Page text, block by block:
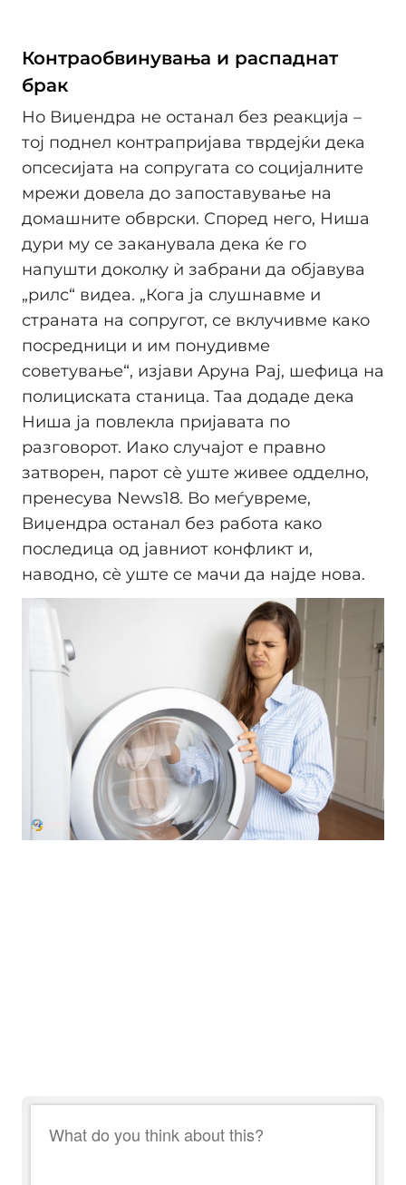
Контраобвинувања и распаднат
брак
Но Виџендра не останал без реакција –
тој поднел контрапријава тврдејќи дека
опсесијата на сопругата со социјалните
мрежи довела до запоставување на
домашните обврски. Според него, Ниша
дури му се заканувала дека ќе го
напушти доколку ѝ забрани да објавува
„рилс“ видеа. „Кога ја слушнавме и
страната на сопругот, се вклучивме како
посредници и им понудивме
советување“, изјави Аруна Рај, шефица на
полициската станица. Таа додаде дека
Ниша ја повлекла пријавата по
разговорот. Иако случајот е правно
затворен, парот сè уште живее одделно,
пренесува News18. Во меѓувреме,
Виџендра останал без работа како
последица од јавниот конфликт и,
наводно, сè уште се мачи да најде нова.